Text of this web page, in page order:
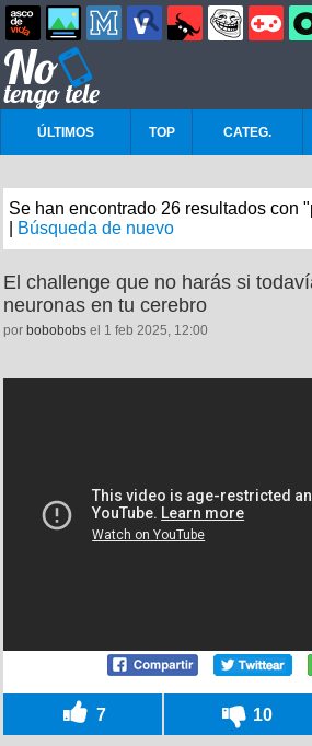
ÚLTIMOS TOP CATEG.
Se han encontrado 26 resultados con
Búsqueda de nuevo
El challenge que no harás si
neuronas en tu cerebro
por bobobobs el 1 feb 2025, 12:00
7 10